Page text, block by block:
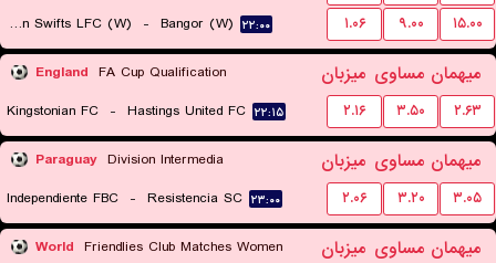
Sion Swifts LFC (W)
- Bangor (W) ۲۲:۰۰ ۱.۰۶ ۹.۰۰ ۱۵.۰۰
England FA Cup Qualification میزبان مساوی میهمان
Kingstonian FC - Hastings United FC ۲۲:۱۵ ۲.۱۶ ۳.۵۰ ۲.۶۳
Paraguay Division Intermedia میزبان مساوی میهمان
Independiente FBC - Resistencia SC ۲۳:۰۰ ۲.۰۶ ۳.۲۰ ۳.۰۵
World Friendlies Club Matches Women میزبان مساوی میهمان